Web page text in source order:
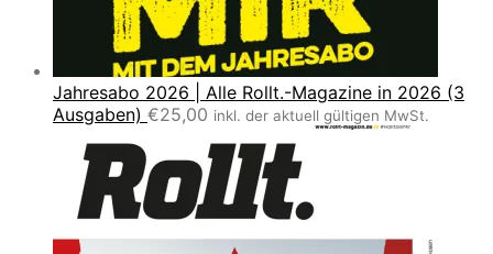
Jahresabo 2026 | Alle Rollt.-Magazine in 2026 (3
Ausgaben) €25,00 inkl. der aktuell gültigen MwSt.